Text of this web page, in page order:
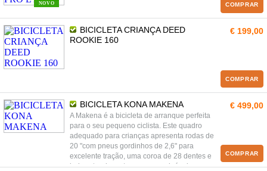
NOVO COMPRAR
BICICLETA CRIANÇA DEED
ROOKIE 160
€ 199,00
COMPRAR
BICICLETA KONA MAKENA
A Makena é a bicicleta de arranque perfeita
para o seu pequeno ciclista. Este quadro
adequado para crianças apresenta rodas de
20 "com pneus gordinhos de 2,6" para
excelente tração, uma coroa de 28 dentes e
baixo standover tornam-no amigável para os
€ 499,00
COMPRAR